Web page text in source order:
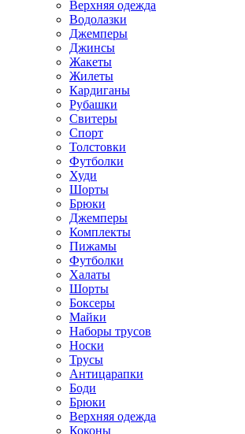
Верхняя одежда
Водолазки
Джемперы
Джинсы
Жакеты
Жилеты
Кардиганы
Рубашки
Свитеры
Спорт
Толстовки
Футболки
Худи
Шорты
Брюки
Джемперы
Комплекты
Пижамы
Футболки
Халаты
Шорты
Боксеры
Майки
Наборы трусов
Носки
Трусы
Антицарапки
Боди
Брюки
Верхняя одежда
Коконы